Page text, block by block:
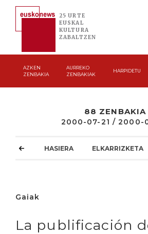
25 URTE
EUSKAL
KULTURA
ZABALTZEN
AZKEN
ZENBAKIA
AURREKO
ZENBAKIAK
HARPIDETU
88 ZENBAKIA
2000-07-21 / 2000-
HASIERA ELKARRIZKETA
Gaiak
La publificación